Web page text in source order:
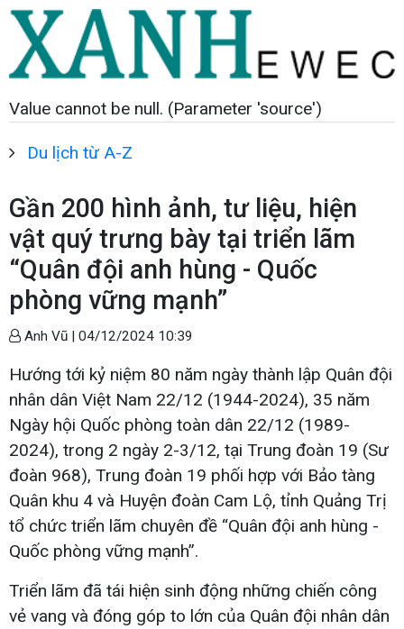
Value cannot be null. (Parameter 'source')
Du lịch từ A-Z
Gần 200 hình ảnh, tư liệu, hiện
vật quý trưng bày tại triển lãm
“Quân đội anh hùng - Quốc
phòng vững mạnh”
Anh Vũ | 04/12/2024 10:39
Hướng tới kỷ niệm 80 năm ngày thành lập Quân đội
nhân dân Việt Nam 22/12 (1944-2024), 35 năm
Ngày hội Quốc phòng toàn dân 22/12 (1989-
2024), trong 2 ngày 2-3/12, tại Trung đoàn 19 (Sư
đoàn 968), Trung đoàn 19 phối hợp với Bảo tàng
Quân khu 4 và Huyện đoàn Cam Lộ, tỉnh Quảng Trị
tổ chức triển lãm chuyên đề “Quân đội anh hùng -
Quốc phòng vững mạnh”.
Triển lãm đã tái hiện sinh động những chiến công
vẻ vang và đóng góp to lớn của Quân đội nhân dân